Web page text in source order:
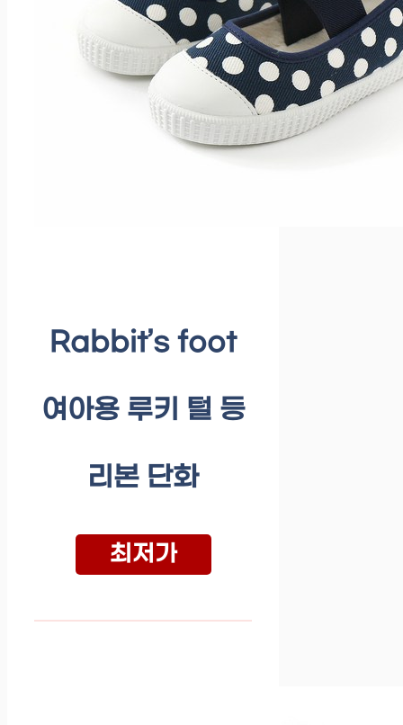
Rabbit’s foot
여아용 루키 털 등
리본 단화
최저가